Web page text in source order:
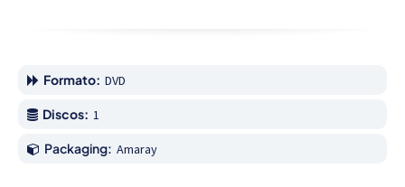
Formato: DVD
Discos: 1
Packaging: Amaray